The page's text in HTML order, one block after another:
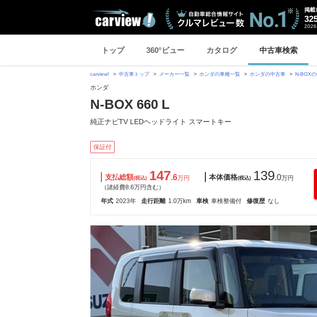
掲載
トップ 360°ビュー カタログ 中古車検索
carview! 中古車トップ メーカー一覧 ホンダの車種一覧 ホンダの中古車 N-BOX
ホンダ
N-BOX 660 L
純正ナビTV LEDヘッドライト スマートキー
保証付
支払総額(税込) 147.6万円
（諸経費8.6万円含む）
本体価格(税込) 139.0万円
年式 2023年 走行距離 1.0万km 車検 車検整備付 修復歴 なし